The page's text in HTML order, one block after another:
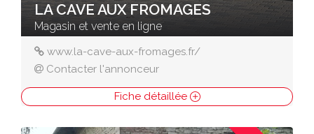
LA CAVE AUX FROMAGES
Magasin et vente en ligne
www.la-cave-aux-fromages.fr/
Contacter l'annonceur
Fiche détaillée